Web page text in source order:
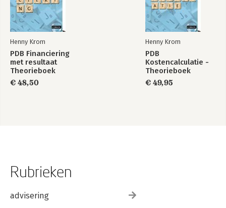
Henny Krom
PDB Financiering
met resultaat
Theorieboek
€ 48,50
Henny Krom
PDB
Kostencalculatie -
Theorieboek
€ 49,95
Rubrieken
advisering